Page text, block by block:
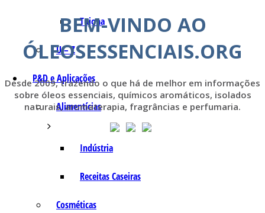
Tujona
U – Z
P&D e Aplicações
Alimentícias
Indústria
Receitas Caseiras
Cosméticas
BEM-VINDO AO
ÓLEOSESSENCIAIS.ORG
Desde 2009, trazendo o que há de melhor em informações
sobre óleos essenciais, químicos aromáticos, isolados
naturais, aromaterapia, fragrâncias e perfumaria.